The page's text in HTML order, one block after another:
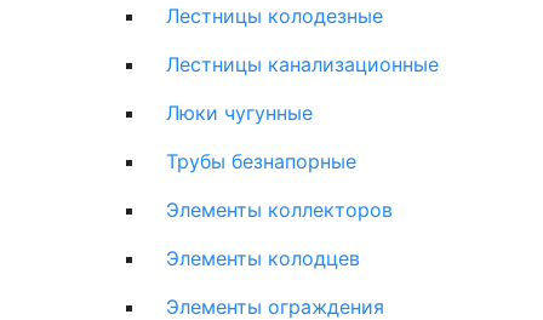
Лестницы колодезные
Лестницы канализационные
Люки чугунные
Трубы безнапорные
Элементы коллекторов
Элементы колодцев
Элементы ограждения